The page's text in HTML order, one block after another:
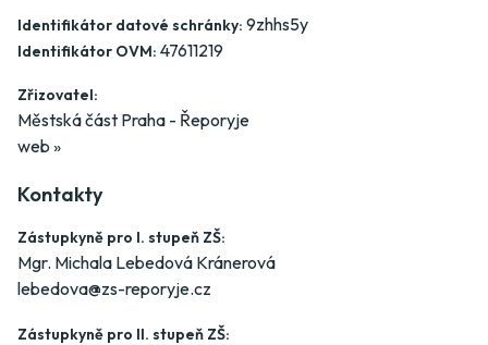
Identifikátor datové schránky: 9zhhs5y
Identifikátor OVM: 47611219
Zřizovatel:
Městská část Praha - Řeporyje
web »
Kontakty
Zástupkyně pro I. stupeň ZŠ:
Mgr. Michala Lebedová Kránerová
lebedova@zs-reporyje.cz
Zástupkyně pro II. stupeň ZŠ: